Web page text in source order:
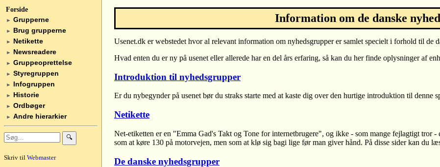
Forside
► Grupperne
► Brug grupperne
► Netikette
► Newsreadere
► Gruppeoprettelse
► Styregruppen
► Infogruppen
► Historie
► Ordbøger
► Andre hierarkier
🔍
Skriv til Webmaster
Information om de danske
Usenet.dk er webstedet hvor al relevant information om nyhedsgrupper er samlet specielt i forhold til de
Hvad enten du er ny på usenet eller allerede har en del års erfaring, så kan du her finde oplysninger af
Introduktion til nyhedsgrupper
Er du nybegynder på usenet bør du straks starte med at kaste dig over den hurtige introduktion til denne
Netikette
Net-etiketten er en "Emma Gad's Takt og Tone for internetbrugere", og ikke - som mange fejlagtigt tror
som at køre 130 på motorvejen, men som at klø sig bagi lige før man giver hånd. På disse sider kan du
De danske nyhedsgrupper